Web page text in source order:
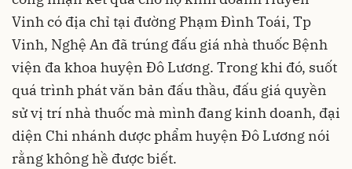
Vinh có địa chỉ tại đường Phạm Đình Toái, Tp
Vinh, Nghệ An đã trúng đấu giá nhà thuốc Bệnh
viện đa khoa huyện Đô Lương. Trong khi đó, suốt
quá trình phát văn bản đấu thầu, đấu giá quyền
sử vị trí nhà thuốc mà mình đang kinh doanh, đại
diện Chi nhánh dược phẩm huyện Đô Lương nói
rằng không hề được biết.